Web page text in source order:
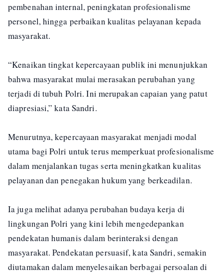
pembenahan internal, peningkatan profesionalisme
personel, hingga perbaikan kualitas pelayanan kepada
masyarakat.
“Kenaikan tingkat kepercayaan publik ini menunjukkan
bahwa masyarakat mulai merasakan perubahan yang
terjadi di tubuh Polri. Ini merupakan capaian yang patut
diapresiasi,” kata Sandri.
Menurutnya, kepercayaan masyarakat menjadi modal
utama bagi Polri untuk terus memperkuat profesionalisme
dalam menjalankan tugas serta meningkatkan kualitas
pelayanan dan penegakan hukum yang berkeadilan.
Ia juga melihat adanya perubahan budaya kerja di
lingkungan Polri yang kini lebih mengedepankan
pendekatan humanis dalam berinteraksi dengan
masyarakat. Pendekatan persuasif, kata Sandri, semakin
diutamakan dalam menyelesaikan berbagai persoalan di